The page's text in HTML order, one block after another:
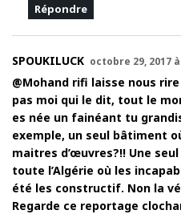
Répondre
SPOUKILUCK octobre 29, 2017
@Mohand rifi laisse nous
pas moi qui le dit, tout le
es née un fainéant tu
exemple, un seul bâtiment
maitres d’œuvres?!! Une
toute l’Algérie où les
été les constructif. Non la
Regarde ce reportage